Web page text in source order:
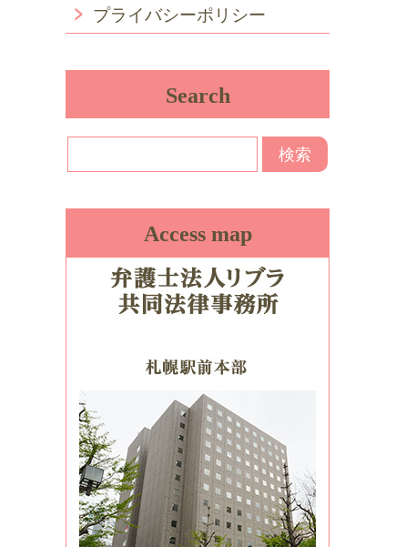
プライバシーポリシー
Search
Access map